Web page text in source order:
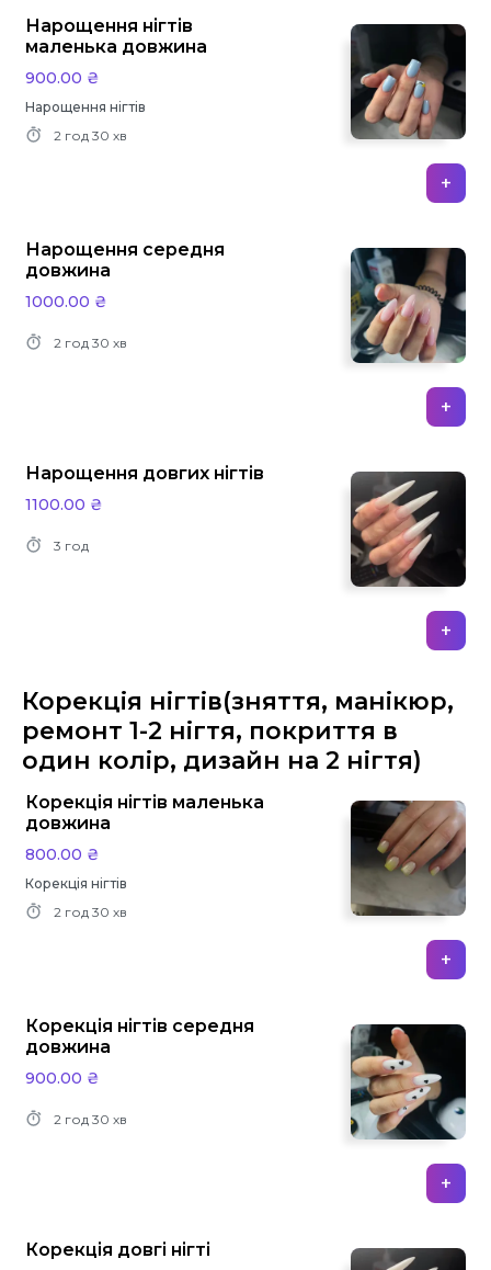
Нарощення нігтів
маленька довжина
900.00 ₴
Нарощення нігтів
2 год 30 хв
+
Нарощення середня
довжина
1000.00 ₴
2 год 30 хв
+
Нарощення довгих нігтів
1100.00 ₴
3 год
+
Корекція нігтів(зняття, манікюр,
ремонт 1-2 нігтя, покриття в
один колір, дизайн на 2 нігтя)
Корекція нігтів маленька
довжина
800.00 ₴
Корекція нігтів
2 год 30 хв
+
Корекція нігтів середня
довжина
900.00 ₴
2 год 30 хв
+
Корекція довгі нігті